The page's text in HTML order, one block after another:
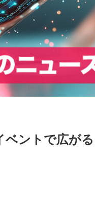
ントで広が